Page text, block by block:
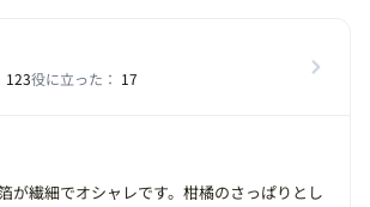
123役に立った： 17
が繊細でオシャレです。柑橘のさっぱりとし